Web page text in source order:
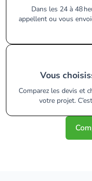
Dans les 24 à 48
appellent ou vous
Vous
Comparez les devis et
votre projet.